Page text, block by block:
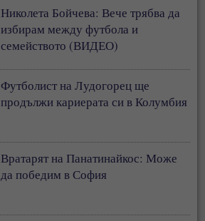
Николета Бойчева: Вече трябва да
избирам между футбола и
семейството (ВИДЕО)
Футболист на Лудогорец ще
продължи кариерата си в Колумбия
Вратарят на Панатинайкос: Може
да победим в София